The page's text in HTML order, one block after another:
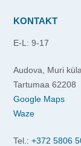
KONTAKT
E-L: 9-17
Audova, Muri
Tartumaa 62208
Google Maps
Waze
Tel.: +372 5806